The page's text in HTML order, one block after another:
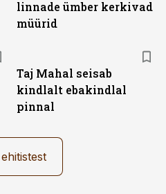
linnade ümber kerkivad
müürid
Taj Mahal seisab
kindlalt ebakindlal
pinnal